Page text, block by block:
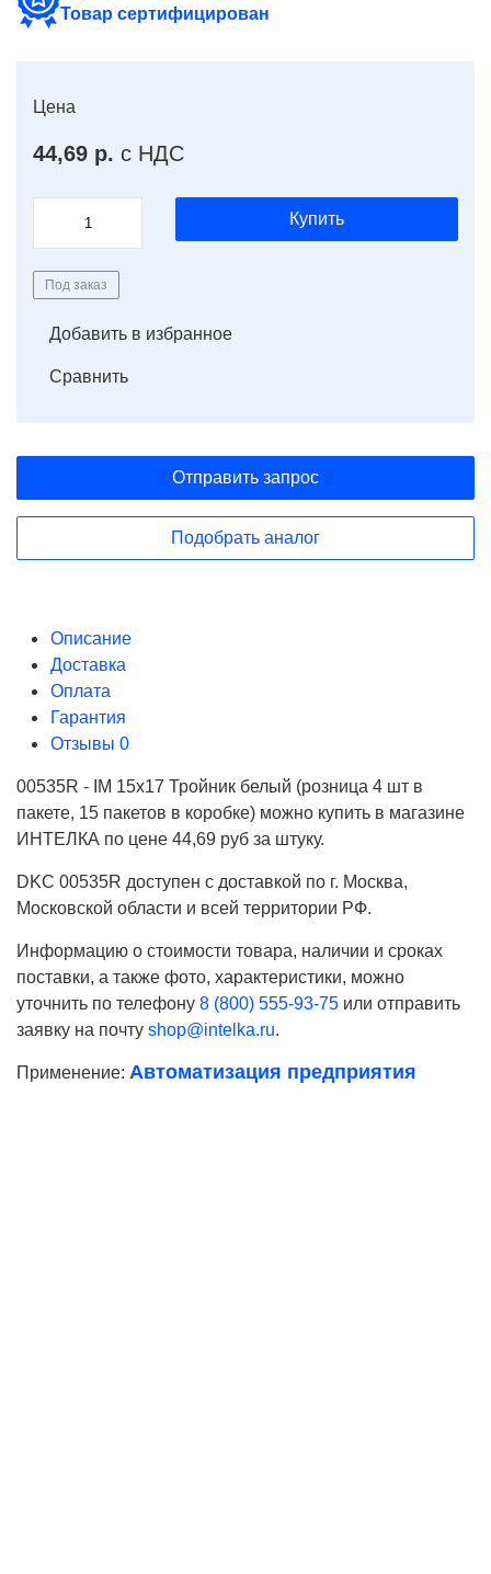
Товар сертифицирован
Цена
44,69 р. с НДС
Купить
Под заказ
Добавить в избранное
Сравнить
Отправить запрос
Подобрать аналог
Описание
Доставка
Оплата
Гарантия
Отзывы 0
00535R - IM 15x17 Тройник белый (розница 4 шт в
пакете, 15 пакетов в коробке) можно купить в магазине
ИНТЕЛКА по цене 44,69 руб за штуку.
DKC 00535R доступен с доставкой по г. Москва,
Московской области и всей территории РФ.
Информацию о стоимости товара, наличии и сроках
поставки, а также фото, характеристики, можно
уточнить по телефону 8 (800) 555-93-75 или отправить
заявку на почту shop@intelka.ru.
Применение: Автоматизация предприятия
Ваше имя